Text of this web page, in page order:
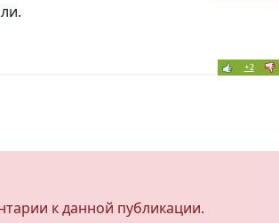
+2
к данной публикации.